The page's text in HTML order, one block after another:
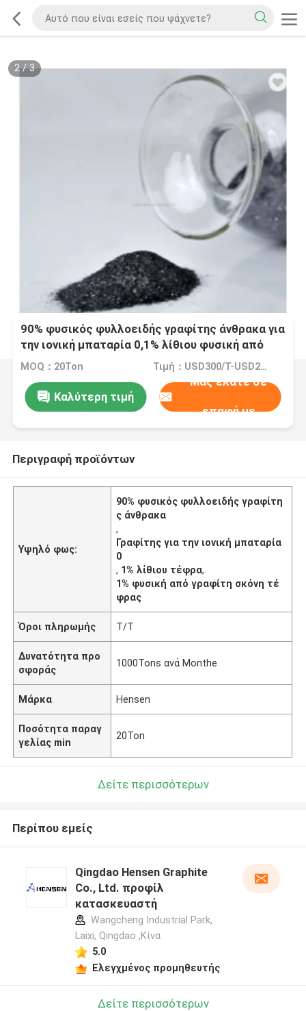
2/3
90% φυσικός φυλλοειδής γραφίτης άνθρακα για
την ιονική μπαταρία 0,1% λίθιου φυσική από
γραφίτη σκόνη τέφρας
MOQ：20Ton Τιμή：USD300/T-USD2000/T
Καλύτερη τιμή
Μας ελάτε σε
επαφή με
Περιγραφή προϊόντων
Υψηλό φως:
90% φυσικός φυλλοειδής γραφίτη
ς άνθρακα
,
Γραφίτης για την ιονική μπαταρία
0
, 1% λίθιου τέφρα,
1% φυσική από γραφίτη σκόνη τέ
φρας
Όροι πληρωμής T/T
Δυνατότητα προ
σφοράς
1000Tons ανά Monthe
Μάρκα Hensen
Ποσότητα παραγ
γελίας min
20Ton
Δείτε περισσότερων
Περίπου εμείς
Qingdao Hensen Graphite
Co., Ltd. προφίλ
κατασκευαστή
Wangcheng Industrial Park,
Laixi, Qingdao ,Κίνα
5.0
Ελεγχμένος προμηθευτής
Δείτε περισσότερων